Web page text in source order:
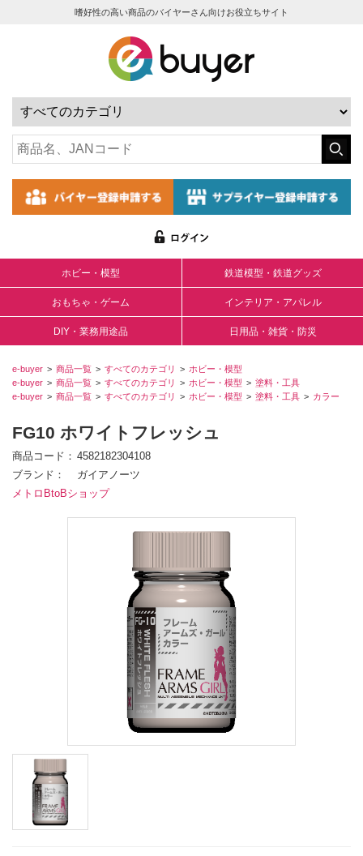
嗜好性の高い商品のバイヤーさん向けお役立ちサイト
ホビー・模型 鉄道模型・鉄道グッズ
おもちゃ・ゲーム インテリア・アパレル
DIY・業務用途品 日用品・雑貨・防災
e-buyer 商品一覧 すべてのカテゴリ
ホビー・模型
e-buyer
商品一覧 すべてのカテゴリ ホビー・模型
塗料・工具
e-buyer
商品一覧 すべてのカテゴリ ホビー・模型 塗料・工具 カラー
FG10 ホワイトフレッシュ
商品コード
4582182304108
ブランド
ガイアノーツ
メトロBtoBショップ